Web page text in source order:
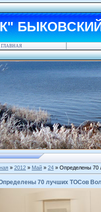
ГЛАВНАЯ
» 2012 » Май » 24 » Определены 70
70 лучших ТОСов